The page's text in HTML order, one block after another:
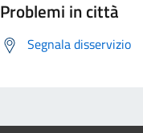
Problemi in città
Segnala disservizio